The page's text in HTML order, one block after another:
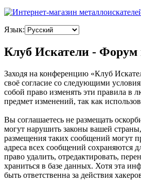
Язык:
Клуб Искатели - Форум
Заходя на конференцию «Клуб
своё согласие со следующими
собой право изменять эти правила в
предмет изменений, так как
Вы соглашаетесь не размещать
могут нарушить законы вашей
размещения таких сообщений могут
адреса всех сообщений сохраняются
право удалить, отредактировать,
храниться в базе данных. Хотя эта
быть ответственна за действия